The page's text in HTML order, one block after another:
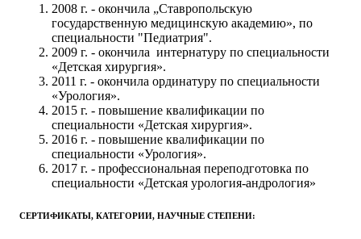
2008 г. - окончила „Ставропольскую
государственную медицинскую академию», по
специальности "Педиатрия".
2009 г. - окончила интернатуру по специальности
«Детская хирургия».
2011 г. - окончила ординатуру по специальности
«Урология».
2015 г. - повышение квалификации по
специальности «Детская хирургия».
2016 г. - повышение квалификации по
специальности «Урология».
2017 г. - профессиональная переподготовка по
специальности «Детская урология-андрология»
СЕРТИФИКАТЫ, КАТЕГОРИИ, НАУЧНЫЕ СТЕПЕНИ: